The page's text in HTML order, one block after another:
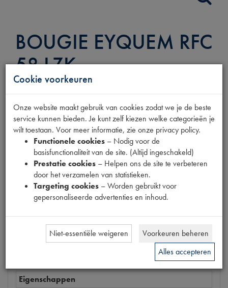
BOUGIE EYQUEM RFC
58 LZK
Productnummer
1420193
2,95 (€2,44 excl. btw)
Bestel
Specificaties Omschrijving
Eigenschappen
Cookie voorkeuren
Onze website maakt gebruik van cookies zodat we je de beste
service kunnen bieden. Je kunt zelf kiezen welke categorieën je
wilt toestaan. Voor meer informatie, zie onze privacy policy.
Functionele cookies – Nodig voor de
basisfunctionaliteit van de site. (Altijd ingeschakeld)
Prestatie cookies – Helpen ons de site te verbeteren
door het verzamelen van statistieken.
Targeting cookies – Worden gebruikt voor
gepersonaliseerde advertenties en inhoud.
Niet-essentiële weigeren
Voorkeuren beheren
Alles accepteren